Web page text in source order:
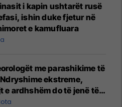
i kapin ushtarët rusë
ishin duke fjetur në
e kamufluara
me parashikime të
ekstreme,
e ardhshëm do të jenë të